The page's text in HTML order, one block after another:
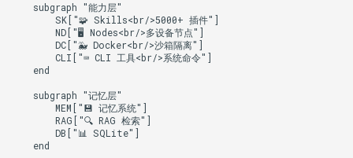
    subgraph "能力层"
        SK["🧩 Skills<br/>5000+ 插件"]
        ND["🖥️ Nodes<br/>多设备节点"]
        DC["🐳 Docker<br/>沙箱隔离"]
        CLI["⌨️ CLI 工具<br/>系统命令"]
    end
    subgraph "记忆层"
        MEM["💾 记忆系统"]
        RAG["🔍 RAG 检索"]
        DB["📊 SQLite"]
    end